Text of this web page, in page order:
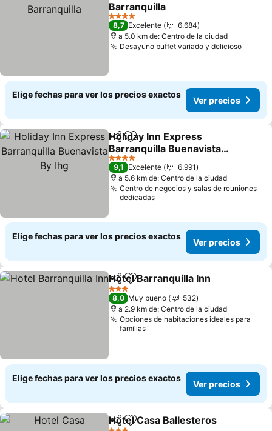
Barranquilla
4 Estrellas
8,7 Excelente
6.684
a 5.0 km de: Centro de la ciudad
Desayuno buffet variado y delicioso
Elige fechas para ver los precios exactos
Ver precios
CompartirAgregar a favoritos
Holiday Inn Express
Barranquilla Buenavista
By Ihg
4 Estrellas
9,1 Excelente
6.991
a 5.6 km de: Centro de la ciudad
Centro de negocios y salas de reuniones
dedicadas
Elige fechas para ver los precios exactos
Ver precios
CompartirAgregar a favoritos
Hotel Barranquilla Inn
3 Estrellas
8,0 Muy bueno
532
a 2.9 km de: Centro de la ciudad
Opciones de habitaciones ideales para
familias
Elige fechas para ver los precios exactos
Ver precios
CompartirAgregar a favoritos
Hotel Casa Ballesteros